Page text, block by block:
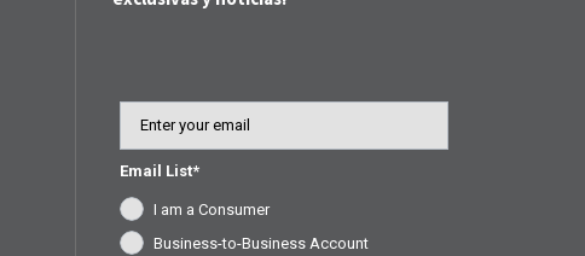
Email List*
I am a Consumer
Business-to-Business Account